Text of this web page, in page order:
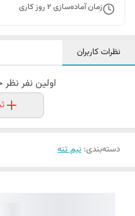
زمان آماده‌سازی2 روز کاری
نظرات کاربران
اولین نفر
دسته‌بندی: نیم تنه